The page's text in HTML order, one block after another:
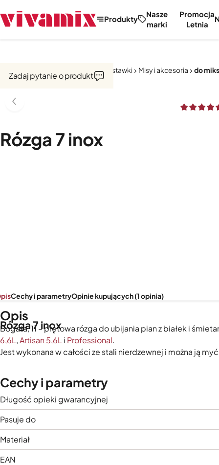
Produkty
Nasze
marki
Promocja
Letnia
Miksery, misy, przystawki Misy i akcesoria do
Rózga 7 inox
Zadaj pytanie o produkt
Rózga 7 inox
Cechy i parametryOpinie kupujących (1 opinia)
Opis
Bogata, 11 – prętowa rózga do ubijania pian z białek i
6,6L,Artisan 5,6L i Professional.
Jest wykonana w całości ze stali nierdzewnej i można ją
Cechy i parametry
Długość opieki gwarancyjnej
Pasuje do
Materiał
EAN